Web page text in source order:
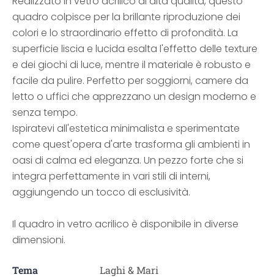
quadro colpisce per la brillante riproduzione dei
colori e lo straordinario effetto di profondità. La
superficie liscia e lucida esalta l'effetto delle texture
e dei giochi di luce, mentre il materiale è robusto e
facile da pulire. Perfetto per soggiorni, camere da
letto o uffici che apprezzano un design moderno e
senza tempo.
Ispiratevi all'estetica minimalista e sperimentate
come quest'opera d'arte trasforma gli ambienti in
oasi di calma ed eleganza. Un pezzo forte che si
integra perfettamente in vari stili di interni,
aggiungendo un tocco di esclusività.
Il quadro in vetro acrilico è disponibile in diverse
dimensioni.
Tema Laghi & Mari